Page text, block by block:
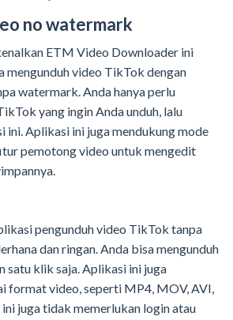
no watermark
ETM Video Downloader ini
mengunduh video TikTok dengan
watermark. Anda hanya perlu
yang ingin Anda unduh, lalu
ini. Aplikasi ini juga mendukung mode
pemotong video untuk mengedit
pengunduh video TikTok tanpa
dan ringan. Anda bisa mengunduh
satu klik saja. Aplikasi ini juga
format video, seperti MP4, MOV, AVI,
juga tidak memerlukan login atau